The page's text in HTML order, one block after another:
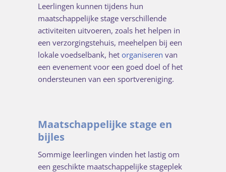
Leerlingen kunnen tijdens hun
maatschappelijke stage verschillende
activiteiten uitvoeren, zoals het helpen in
een verzorgingstehuis, meehelpen bij een
lokale voedselbank, het organiseren van
een evenement voor een goed doel of het
ondersteunen van een sportvereniging.
Maatschappelijke stage en
bijles
Sommige leerlingen vinden het lastig om
een geschikte maatschappelijke stageplek